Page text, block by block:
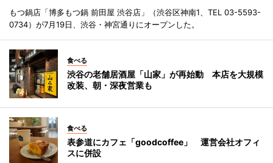
もつ鍋店「博多もつ鍋 前田屋 渋谷店」（渋谷区神南1、TEL 03-5593-
0734）が7月19日、渋谷・神宮通りにオープンした。
食べる
渋谷の老舗居酒屋「山家」が再始動 本店を大規模
改装、朝・深夜営業も
食べる
表参道にカフェ「goodcoffee」 運営会社オフィ
スに併設